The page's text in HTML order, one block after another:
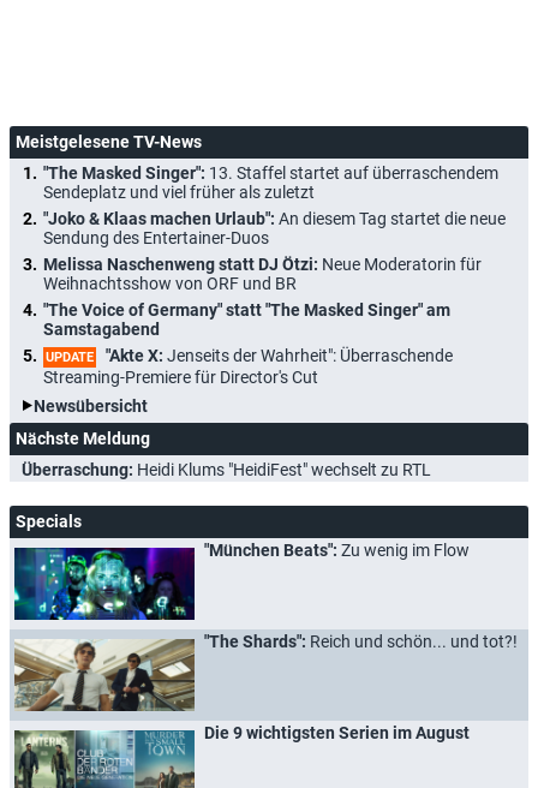
Meistgelesene TV-News
"The Masked Singer": 13. Staffel startet auf überraschendem
Sendeplatz und viel früher als zuletzt
"Joko & Klaas machen Urlaub": An diesem Tag startet die neue
Sendung des Entertainer-Duos
Melissa Naschenweng statt DJ Ötzi: Neue Moderatorin für
Weihnachtsshow von ORF und BR
"The Voice of Germany" statt "The Masked Singer" am
Samstagabend
UPDATE "Akte X: Jenseits der Wahrheit": Überraschende
Streaming-Premiere für Director's Cut
Newsübersicht
Nächste Meldung
Überraschung: Heidi Klums "HeidiFest" wechselt zu RTL
Specials
"München Beats": Zu wenig im Flow
"The Shards": Reich und schön... und tot?!
Die 9 wichtigsten Serien im August